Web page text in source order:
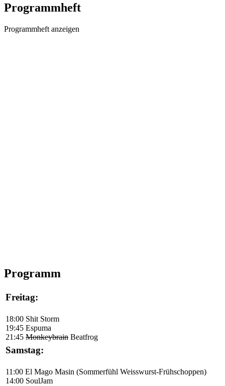
Programmheft
Programmheft anzeigen
Programm
Freitag:
18:00 Shit Storm
19:45 Espuma
21:45 Monkeybrain Beatfrog
Samstag:
11:00 El Mago Masin (Sommerfühl Weisswurst-Frühschoppen)
14:00 SoulJam